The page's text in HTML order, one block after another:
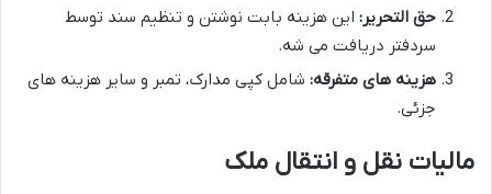
حق التحریر: این هزینه بابت نوشتن و تنظیم سند توسط
سردفتر دریافت می شه.
هزینه های متفرقه: شامل کپی مدارک، تمبر و سایر هزینه های
جزئی.
مالیات نقل و انتقال ملک